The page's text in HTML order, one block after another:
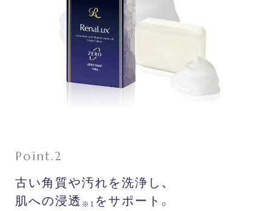
古い角質や汚れを洗浄し、
肌への浸透 ※1 をサポート。